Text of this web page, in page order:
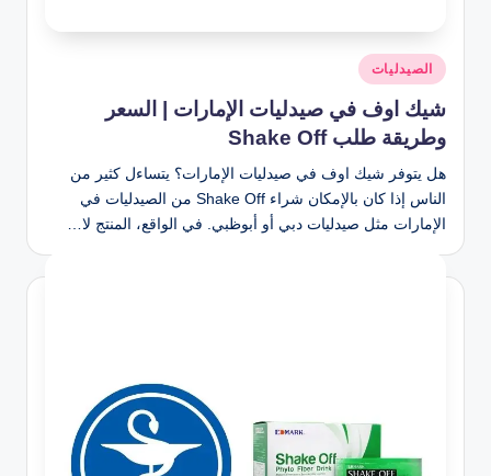
نُشر
في
الصيدليات
شيك اوف في صيدليات الإمارات | السعر
وطريقة طلب Shake Off
هل يتوفر شيك اوف في صيدليات الإمارات؟ يتساءل كثير من
الناس إذا كان بالإمكان شراء Shake Off من الصيدليات في
الإمارات مثل صيدليات دبي أو أبوظبي. في الواقع، المنتج لا…